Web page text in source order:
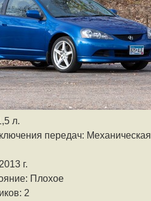
л.
передач: Механическая
г.
Плохое
2